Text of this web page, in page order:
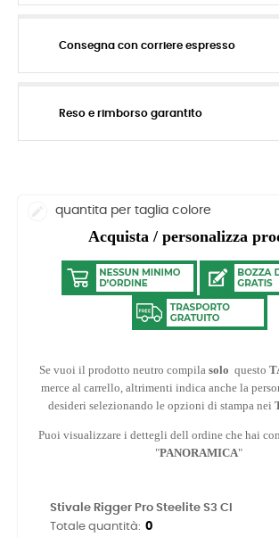
Consegna con corriere espresso
Reso e rimborso garantito
quantita per taglia colore
Acquista / personalizza
Se vuoi il prodotto neutro compila solo questo
merce al carrello, altrimenti indica anche la
desideri selezionando le opzioni di stampa nei
Puoi visualizzare i dettegli dell ordine che hai
"PANORAMICA"
Stivale Rigger Pro Steelite S3 CI
Totale quantità: